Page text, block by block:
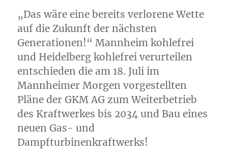
„Das wäre eine bereits verlorene Wette
auf die Zukunft der nächsten
Generationen!“ Mannheim kohlefrei
und Heidelberg kohlefrei verurteilen
entschieden die am 18. Juli im
Mannheimer Morgen vorgestellten
Pläne der GKM AG zum Weiterbetrieb
des Kraftwerkes bis 2034 und Bau eines
neuen Gas- und
Dampfturbinenkraftwerks!